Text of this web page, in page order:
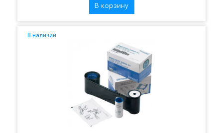
В корзину
В наличии